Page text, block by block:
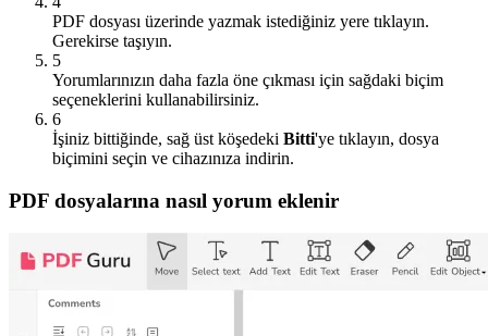
PDF dosyası üzerinde yazmak istediğiniz yere tıklayın.
Gerekirse taşıyın.
5
Yorumlarınızın daha fazla öne çıkması için sağdaki biçim
seçeneklerini kullanabilirsiniz.
6
İşiniz bittiğinde, sağ üst köşedeki Bitti'ye tıklayın, dosya
biçimini seçin ve cihazınıza indirin.
PDF dosyalarına nasıl yorum eklenir